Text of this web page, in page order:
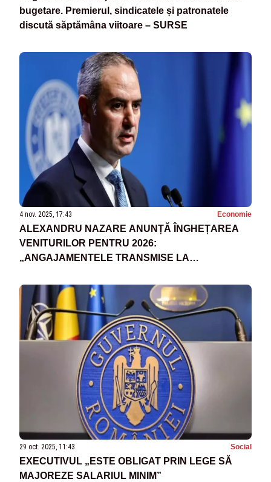
bugetare. Premierul, sindicatele și patronatele
discută săptămâna viitoare – SURSE
4 nov. 2025, 17:43 Economie
ALEXANDRU NAZARE ANUNȚĂ ÎNGHEȚAREA
VENITURILOR PENTRU 2026:
„ANGAJAMENTELE TRANSMISE LA
29 oct. 2025, 11:43 Social
EXECUTIVUL „ESTE OBLIGAT PRIN LEGE SĂ
MAJOREZE SALARIUL MINIM”